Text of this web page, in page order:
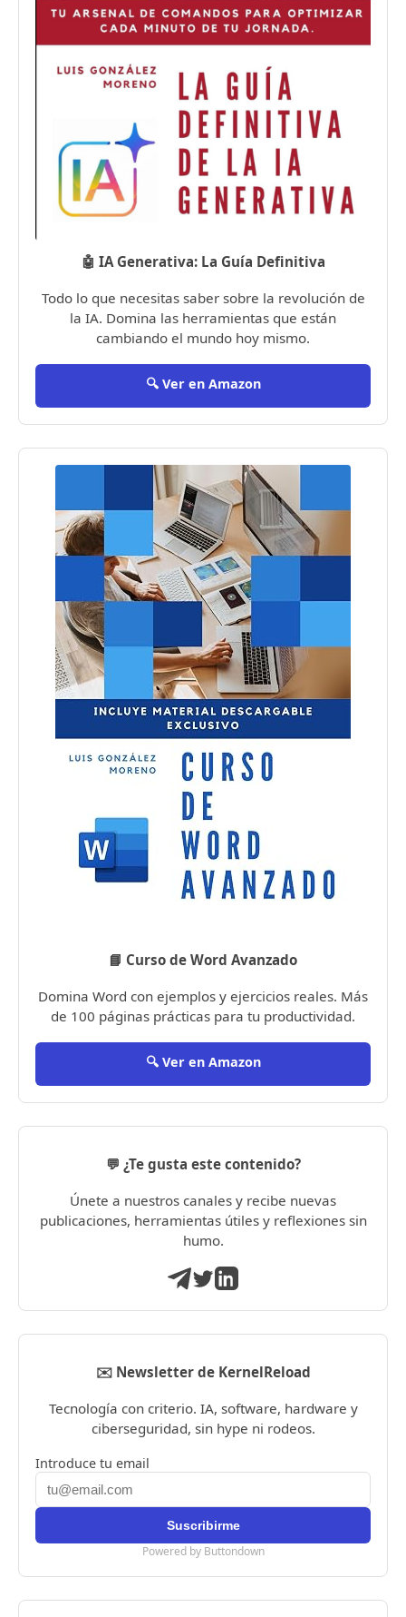
🤖 IA Generativa: La Guía Definitiva
Todo lo que necesitas saber sobre la revolución de
la IA. Domina las herramientas que están
cambiando el mundo hoy mismo.
🔍 Ver en Amazon
📘 Curso de Word Avanzado
Domina Word con ejemplos y ejercicios reales. Más
de 100 páginas prácticas para tu productividad.
🔍 Ver en Amazon
💬 ¿Te gusta este contenido?
Únete a nuestros canales y recibe nuevas
publicaciones, herramientas útiles y reflexiones sin
humo.
✉️ Newsletter de KernelReload
Tecnología con criterio. IA, software, hardware y
ciberseguridad, sin hype ni rodeos.
Introduce tu email
Powered by Buttondown